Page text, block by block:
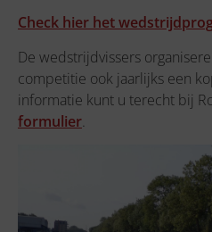
Check hier het
De wedstrijdvissers
competitie ook jaarlijks een
informatie kunt u terecht bij
formulier.